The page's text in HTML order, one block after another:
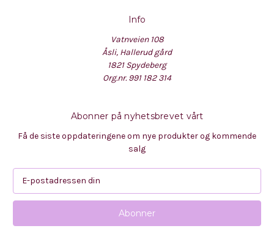
Info
Vatnveien 108
Åsli, Hallerud gård
1821 Spydeberg
Org.nr. 991 182 314
Abonner på nyhetsbrevet vårt
Få de siste oppdateringene om nye produkter og kommende
salg
p
s